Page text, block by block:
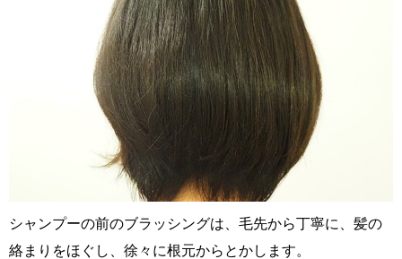
シャンプーの前のブラッシングは、毛先から丁寧に、髪の
絡まりをほぐし、徐々に根元からとかします。